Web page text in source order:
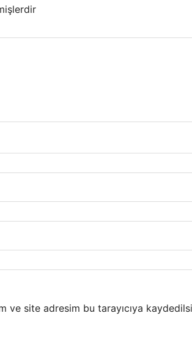
ve site adresim bu tarayıcıya